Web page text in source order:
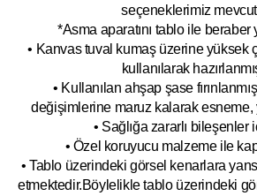
seçeneklerimiz
*Asma aparatını tablo ile beraber
• Kanvas tuval kumaş üzerine yüksek
kullanılarak
• Kullanılan ahşap şase
değişimlerine maruz kalarak esneme,
• Sağlığa zararlı bileşenler
• Özel koruyucu malzeme ile
• Tablo üzerindeki görsel kenarlara
etmektedir.Böylelikle tablo üzerindeki